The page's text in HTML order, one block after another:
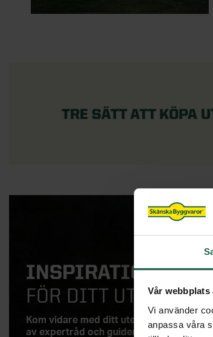
Vår webbplats
Vi använder
anpassa våra
TRE SÄTT ATT KÖPA
INSPIRATION
FÖR DITT UTERUM
Kom vidare med ditt uterumsprojekt med
av expertråd och guider.